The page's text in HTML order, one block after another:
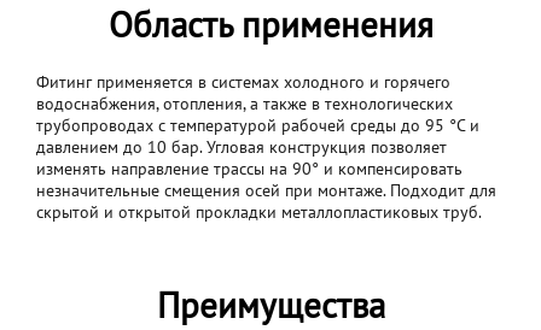
Область применения
Фитинг применяется в системах холодного и горячего
водоснабжения, отопления, а также в технологических
трубопроводах с температурой рабочей среды до 95 °C и
давлением до 10 бар. Угловая конструкция позволяет
изменять направление трассы на 90° и компенсировать
незначительные смещения осей при монтаже. Подходит для
скрытой и открытой прокладки металлопластиковых труб.
Преимущества